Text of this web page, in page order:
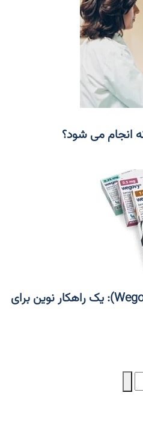
انجام می شود؟
معرفی داروی ویگووی (Wegovy): یک راهکار نوین برای